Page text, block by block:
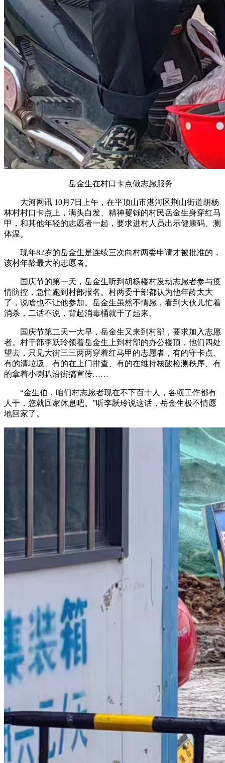
岳金生在村口卡点做志愿服务
大河网讯 10月7日上午，在平顶山市湛河区荆山街道胡杨
林村村口卡点上，满头白发、精神矍铄的村民岳金生身穿红马
甲，和其他年轻的志愿者一起，要求进村人员出示健康码、测
体温。
现年82岁的岳金生是连续三次向村两委申请才被批准的，
该村年龄最大的志愿者。
国庆节的第一天，岳金生听到胡杨楼村发动志愿者参与疫
情防控，急忙跑到村部报名。村两委干部都认为他年龄太大
了，说啥也不让他参加。岳金生虽然不情愿，看到大伙儿忙着
消杀，二话不说，背起消毒桶就干了起来。
国庆节第二天一大早，岳金生又来到村部，要求加入志愿
者。村干部李跃玲领着岳金生上到村部的办公楼顶，他们四处
望去，只见大街三三两两穿着红马甲的志愿者，有的守卡点、
有的清垃圾、有的在上门排查、有的在维持核酸检测秩序、有
的拿着小喇叭沿街搞宣传……
“金生伯，咱们村志愿者现在不下百十人，各项工作都有
人干，您就回家休息吧。”听李跃玲说这话，岳金生极不情愿
地回家了。